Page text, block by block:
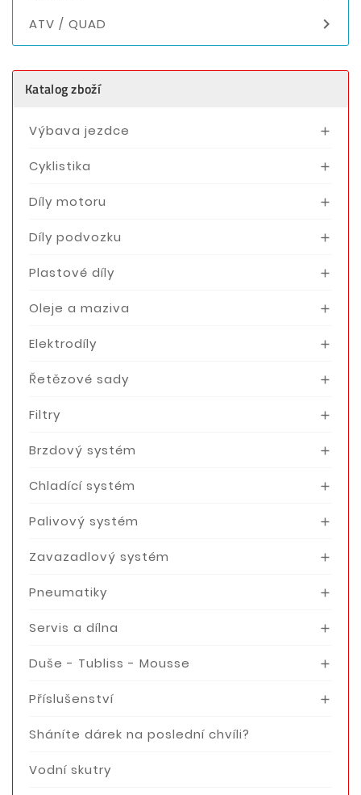
ATV / QUAD 
Katalog zboží
Výbava jezdce 
Cyklistika 
Díly motoru 
Díly podvozku 
Plastové díly 
Oleje a maziva 
Elektrodíly 
Řetězové sady 
Filtry 
Brzdový systém 
Chladící systém 
Palivový systém 
Zavazadlový systém 
Pneumatiky 
Servis a dílna 
Duše - Tubliss - Mousse 
Příslušenství 
Sháníte dárek na poslední chvíli?
Vodní skutry